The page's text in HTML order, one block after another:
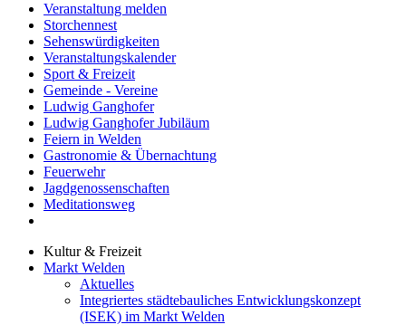
Veranstaltung melden
Storchennest
Sehenswürdigkeiten
Veranstaltungskalender
Sport & Freizeit
Gemeinde - Vereine
Ludwig Ganghofer
Ludwig Ganghofer Jubiläum
Feiern in Welden
Gastronomie & Übernachtung
Feuerwehr
Jagdgenossenschaften
Meditationsweg
Kultur & Freizeit
Markt Welden
Aktuelles
Integriertes städtebauliches Entwicklungskonzept
(ISEK) im Markt Welden